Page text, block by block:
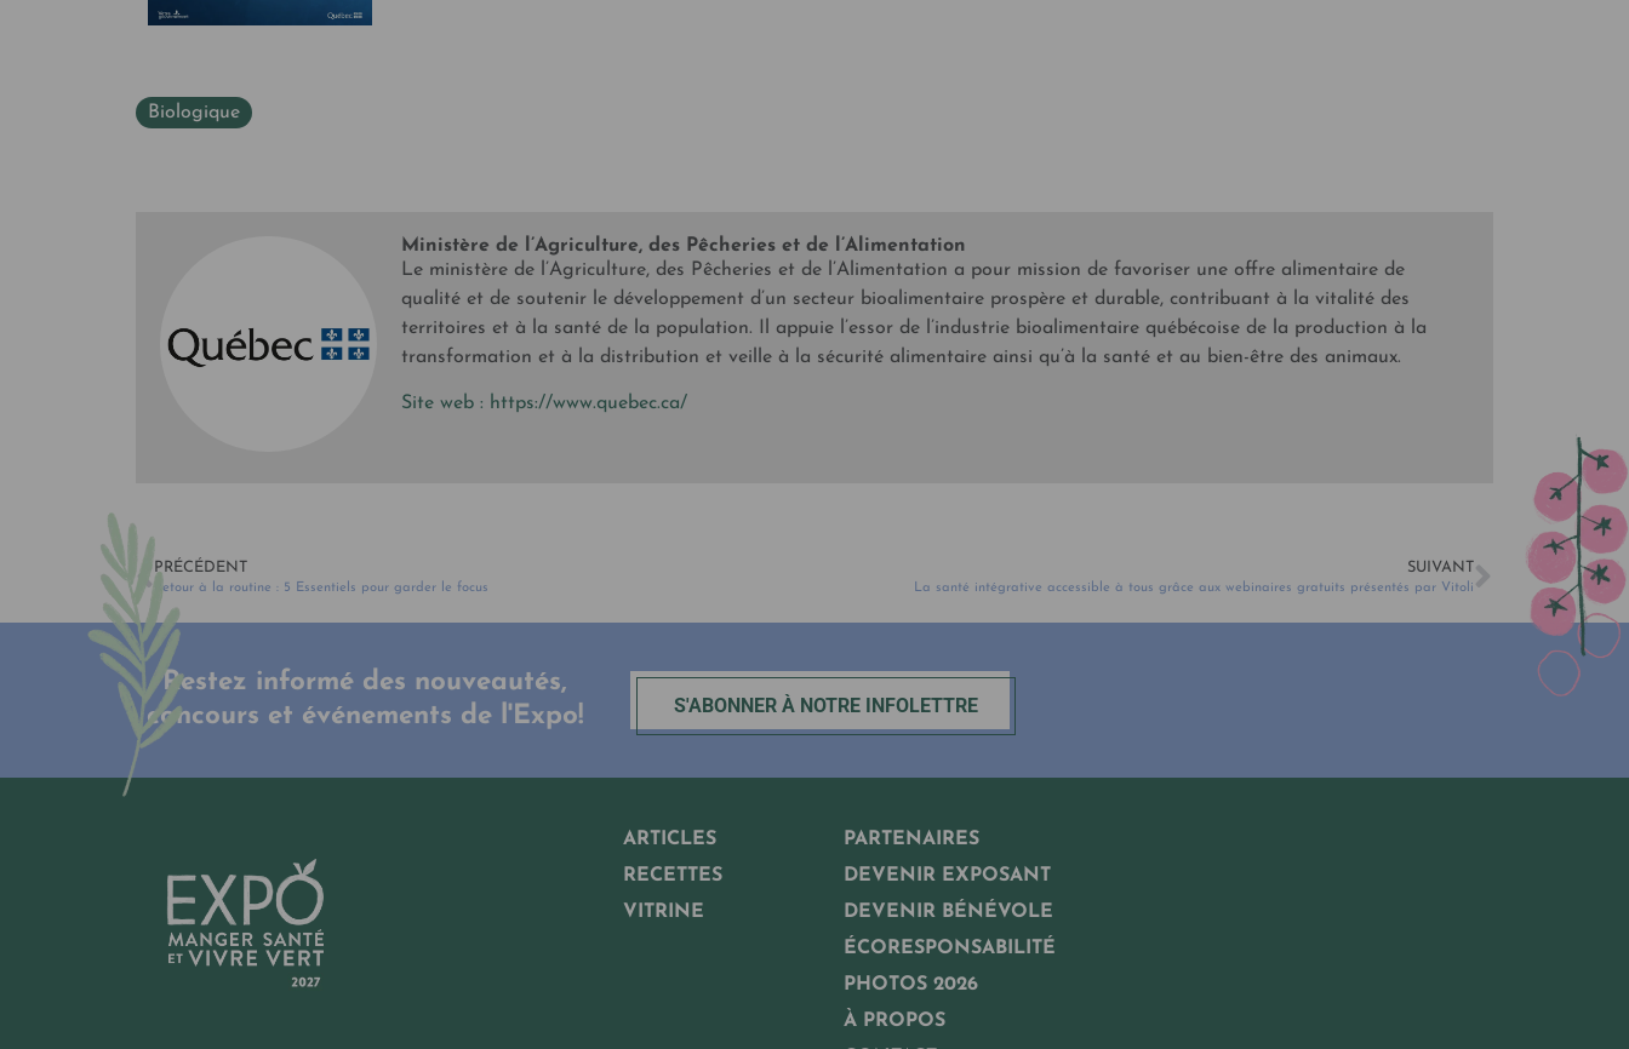
Biologique
Ministère de l’Agriculture, des Pêcheries et de l’Alimentation
Le ministère de l’Agriculture, des Pêcheries et de l’Alimentation a pour mission de favoriser une offre alimentaire de
qualité et de soutenir le développement d’un secteur bioalimentaire prospère et durable, contribuant à la vitalité des
territoires et à la santé de la population. Il appuie l’essor de l’industrie bioalimentaire québécoise de la production à la
transformation et à la distribution et veille à la sécurité alimentaire ainsi qu’à la santé et au bien-être des animaux.
Site web : https://www.quebec.ca/
PRÉCÉDENT
Retour à la routine : 5 Essentiels pour garder le focus
SUIVANT
La santé intégrative accessible à tous grâce aux webinaires gratuits présentés par Vitoli
Restez informé des nouveautés,
concours et événements de l'Expo!
S'ABONNER À NOTRE INFOLETTRE
ARTICLES
RECETTES
VITRINE
PARTENAIRES
DEVENIR EXPOSANT
DEVENIR BÉNÉVOLE
ÉCORESPONSABILITÉ
PHOTOS 2026
À PROPOS